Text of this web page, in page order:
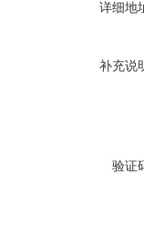
详细地
补充说
验证